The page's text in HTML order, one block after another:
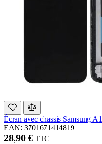
Écran avec chassis Samsung
EAN: 3701671414819
28,90 € TTC